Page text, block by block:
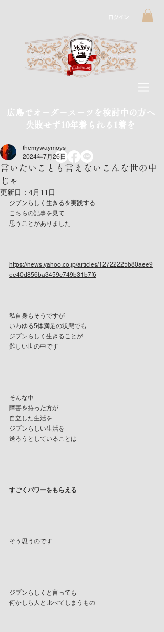
ログイン
広島でオーダースーツを検討中の方へ
​失敗せず10年着られる1着を
言いたいことも言えないこんな世の中
じゃ
themywaymoys
2024年7月26日
更新日： 4月11日
ジブンらしく生きるを実践する
こちらの記事を見て
思うことがありました
https://news.yahoo.co.jp/articles/12722225b80aee9
ee40d856ba3459c749b31b7f6
私自身もそうですが
いわゆる5体満足の状態でも
ジブンらしく生きることが
難しい世の中です
そんな中
障害を持った方が
自立した生活を
ジブンらしい生活を
送ろうとしていることは
すごくパワーをもらえる
そう思うのです
ジブンらしくと言っても
何かしら人と比べてしまうもの